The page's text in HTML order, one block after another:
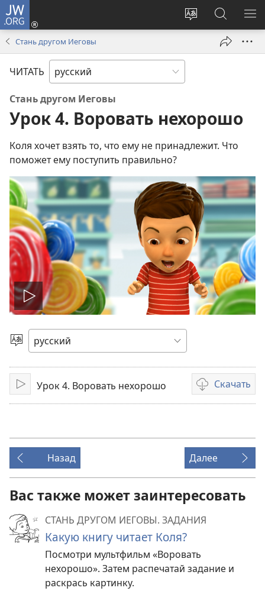
JW.ORG
Изменить
Войти
(открывается
окне)
Поиск
по
jw.org
Стань другом Иеговы
ЧИТАТЬ
Стань другом Иеговы
Урок 4. Воровать нехорошо
Коля хочет взять то, что ему не принадлежит. Что
поможет ему поступить правильно?
Воспроизвести
видео
Выбрать
язык
Воспроизвести
Урок 4. Воровать нехорошо Скачать
Варианты
загрузки
Назад Далее
Вас также может заинтересовать
СТАНЬ ДРУГОМ ИЕГОВЫ. ЗАДАНИЯ
Какую книгу читает Коля?
Посмотри мультфильм «Воровать
нехорошо». Затем распечатай задание и
раскрась картинку.